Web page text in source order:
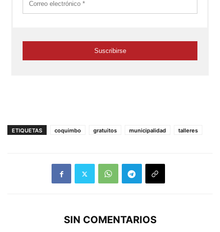
ETIQUETAS coquimbo gratuitos municipalidad talleres
SIN COMENTARIOS